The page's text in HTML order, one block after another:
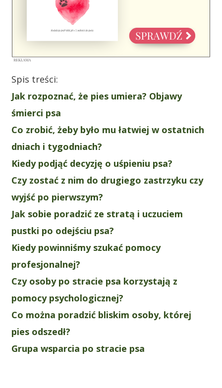
Spis treści:
Jak rozpoznać, że pies umiera? Objawy
śmierci psa
Co zrobić, żeby było mu łatwiej w ostatnich
dniach i tygodniach?
Kiedy podjąć decyzję o uśpieniu psa?
Czy zostać z nim do drugiego zastrzyku czy
wyjść po pierwszym?
Jak sobie poradzić ze stratą i uczuciem
pustki po odejściu psa?
Kiedy powinniśmy szukać pomocy
profesjonalnej?
Czy osoby po stracie psa korzystają z
pomocy psychologicznej?
Co można poradzić bliskim osoby, której
pies odszedł?
Grupa wsparcia po stracie psa